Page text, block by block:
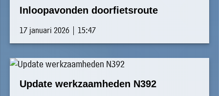
Inloopavonden doorfietsroute
17 januari 2026 | 15:47
Update werkzaamheden N392